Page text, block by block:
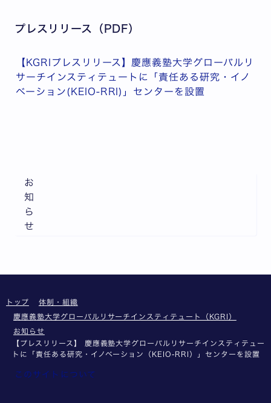
プレスリリース（PDF）
【KGRIプレスリリース】慶應義塾大学グローバルリ
サーチインスティテュートに「責任ある研究・イノ
ベーション(KEIO-RRI)」センターを設置
お
知
ら
せ
トップ
体制・組織
慶應義塾大学グローバルリサーチインスティテュート（KGRI）
お知らせ
【プレスリリース】 慶應義塾大学グローバルリサーチインスティテュー
トに「責任ある研究・イノベーション（KEIO-RRI）」センターを設置
このサイトについて